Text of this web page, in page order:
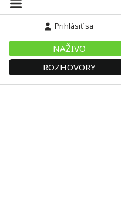
Prihlásiť sa
NAŽIVO
ROZHOVORY